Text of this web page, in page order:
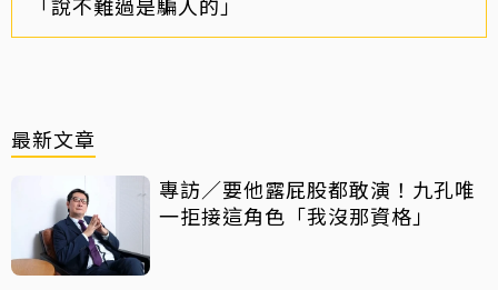
最新文章
專訪／要他露屁股都敢演！九孔唯
一拒接這角色「我沒那資格」